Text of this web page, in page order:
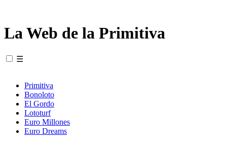
La Web de la Primitiva
☰
Primitiva
Bonoloto
El Gordo
Lototurf
Euro Millones
Euro Dreams